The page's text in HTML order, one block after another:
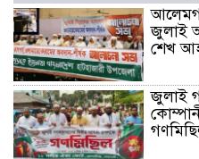
জুলাই
শেখ
জুলাই